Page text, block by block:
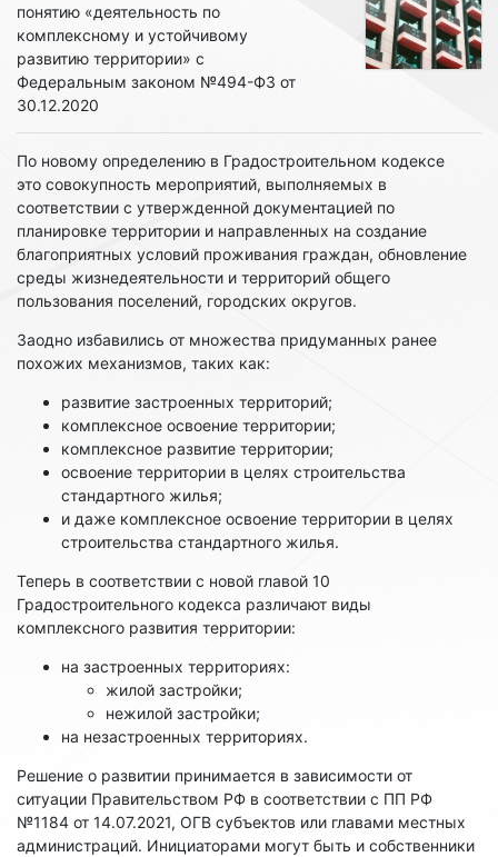
понятию «деятельность по
комплексному и устойчивому
развитию территории» с
Федеральным законом №494-ФЗ от
30.12.2020
По новому определению в Градостроительном кодексе
это совокупность мероприятий, выполняемых в
соответствии с утвержденной документацией по
планировке территории и направленных на создание
благоприятных условий проживания граждан, обновление
среды жизнедеятельности и территорий общего
пользования поселений, городских округов.
Заодно избавились от множества придуманных ранее
похожих механизмов, таких как:
развитие застроенных территорий;
комплексное освоение территории;
комплексное развитие территории;
освоение территории в целях строительства
стандартного жилья;
и даже комплексное освоение территории в целях
строительства стандартного жилья.
Теперь в соответствии с новой главой 10
Градостроительного кодекса различают виды
комплексного развития территории:
на застроенных территориях:
жилой застройки;
нежилой застройки;
на незастроенных территориях.
Решение о развитии принимается в зависимости от
ситуации Правительством РФ в соответствии с ПП РФ
№1184 от 14.07.2021, ОГВ субъектов или главами местных
администраций. Инициаторами могут быть и собственники